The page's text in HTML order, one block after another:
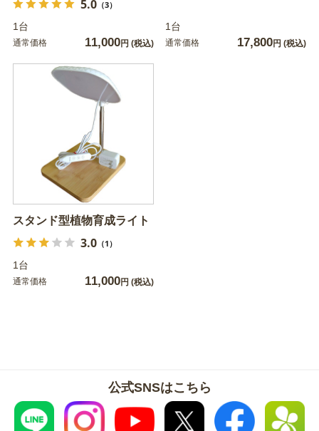
5.0（3）
1台
通常価格 11,000円 (税込)
1台
通常価格 17,800円 (税込)
スタンド型植物育成ライト
3.0（1）
1台
通常価格 11,000円 (税込)
公式SNSはこちら